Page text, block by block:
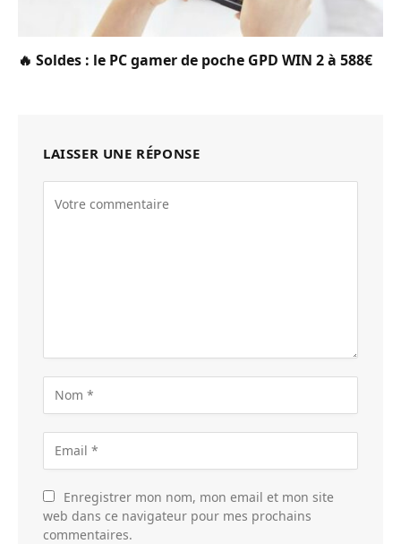
🔥 Soldes : le PC gamer de poche GPD WIN 2 à 588€
LAISSER UNE RÉPONSE
Enregistrer mon nom, mon email et mon site
web dans ce navigateur pour mes prochains
commentaires.